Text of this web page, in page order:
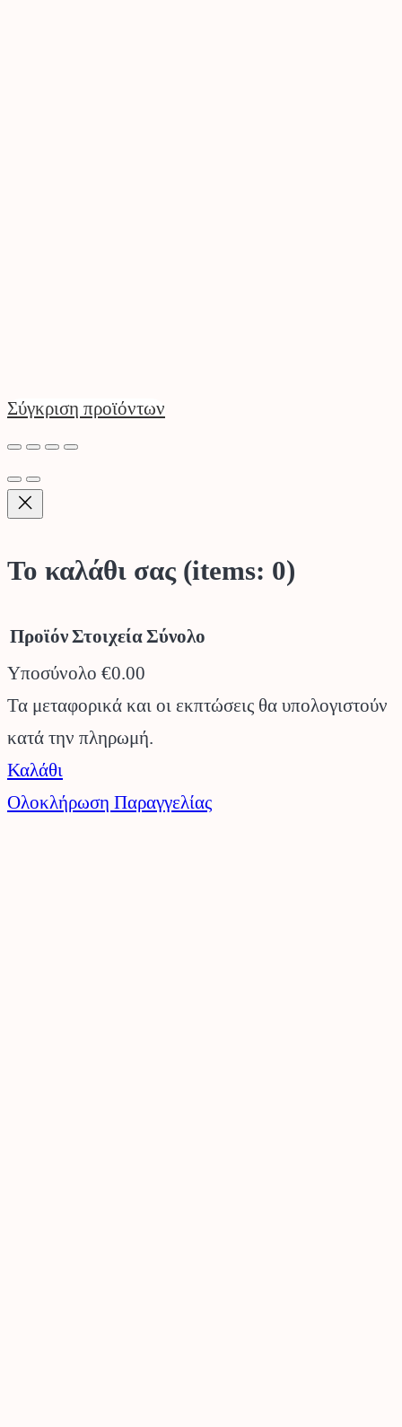
Σύγκριση προϊόντων
Το καλάθι σας (items: 0)
Προϊόντα
στο
καλάθι
ΠροϊόνΣτοιχείαΣύνολο
Υποσύνολο €0.00
Τα μεταφορικά και οι εκπτώσεις θα υπολογιστούν
κατά την πληρωμή.
Καλάθι
Ολοκλήρωση Παραγγελίας